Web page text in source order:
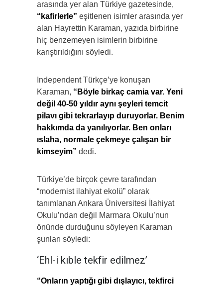
arasında yer alan Türkiye gazetesinde,
“kafirlerle” eşitlenen isimler arasında yer
alan Hayrettin Karaman, yazıda birbirine
hiç benzemeyen isimlerin birbirine
karıştırıldığını söyledi.
Independent Türkçe’ye konuşan
Karaman, “Böyle birkaç camia var. Yeni
değil 40-50 yıldır aynı şeyleri temcit
pilavı gibi tekrarlayıp duruyorlar. Benim
hakkımda da yanılıyorlar. Ben onları
ıslaha, normale çekmeye çalışan bir
kimseyim” dedi.
Türkiye’de birçok çevre tarafından
“modernist ilahiyat ekolü” olarak
tanımlanan Ankara Üniversitesi İlahiyat
Okulu’ndan değil Marmara Okulu’nun
önünde durduğunu söyleyen Karaman
şunları söyledi:
‘Ehl-i kıble tekfir edilmez’
“Onların yaptığı gibi dışlayıcı, tekfirci